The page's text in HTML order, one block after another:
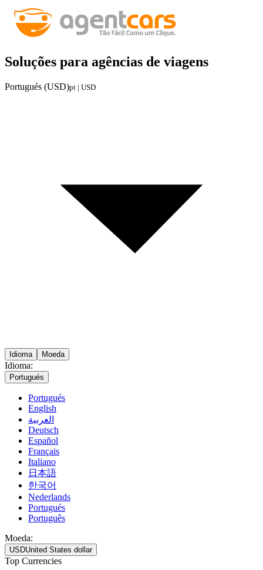
Soluções para agências de viagens
Portugués (USD)pt | USD
Idioma Moeda
Idioma:
Portugués
Portugués
English
العربية
Deutsch
Español
Français
Italiano
日本語
한국어
Nederlands
Portugués
Português
Moeda:
USDUnited States dollar
Top Currencies